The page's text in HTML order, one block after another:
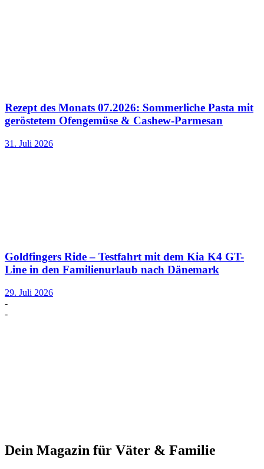
Rezept des Monats 07.2026: Sommerliche Pasta mit
geröstetem Ofengemüse & Cashew-Parmesan
31. Juli 2026
Goldfingers Ride – Testfahrt mit dem Kia K4 GT-
Line in den Familienurlaub nach Dänemark
29. Juli 2026
-
-
Dein Magazin für Väter & Familie